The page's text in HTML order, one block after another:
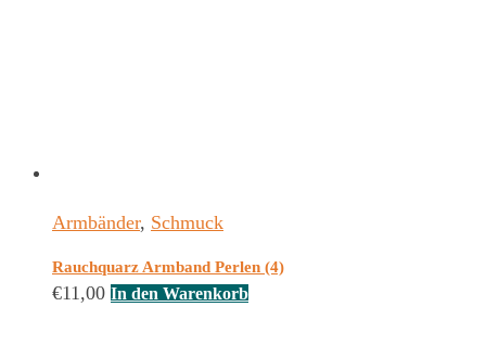
Armbänder, Schmuck
Rauchquarz Armband Perlen (4)
€11,00 In den Warenkorb